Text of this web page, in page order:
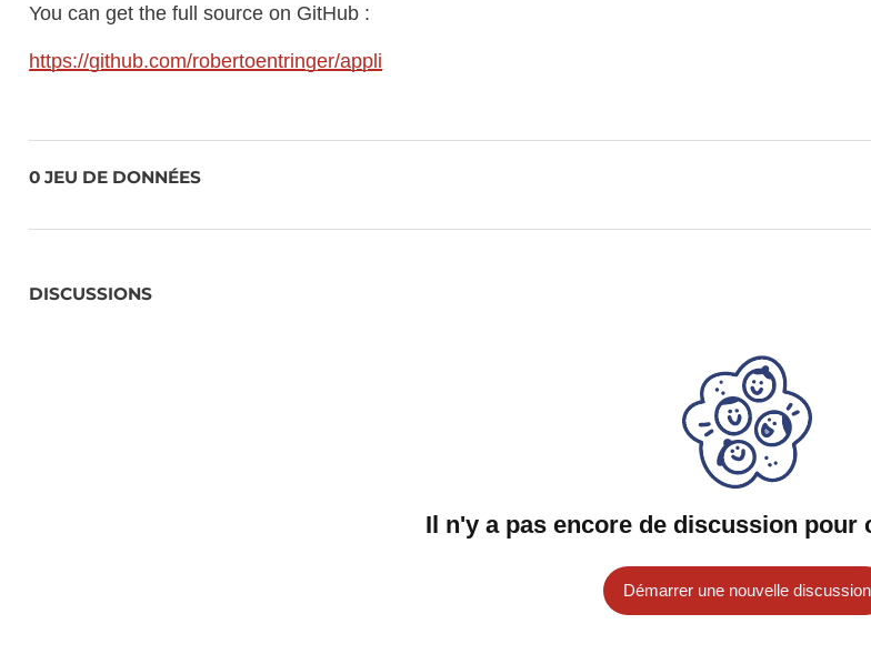
You can get the full source on GitHub :
https://github.com/robertoentringer/appli
0 JEU DE DONNÉES
DISCUSSIONS
Il n'y a pas encore de discussion pour
Démarrer une nouvelle discussion